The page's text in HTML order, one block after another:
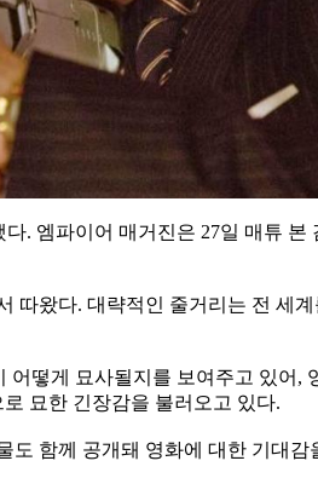
. 엠파이어 매거진은 27일 매튜
왔다. 대략적인 줄거리는 전 세
떻게 묘사될지를 보여주고 있어,
묘한 긴장감을 불러오고 있다.
함께 공개돼 영화에 대한 기대감